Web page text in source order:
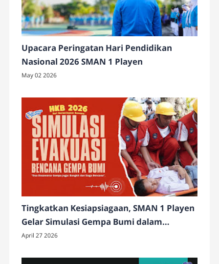
Upacara Peringatan Hari Pendidikan
Nasional 2026 SMAN 1 Playen
May 02 2026
Tingkatkan Kesiapsiagaan, SMAN 1 Playen
Gelar Simulasi Gempa Bumi dalam
Peringatan HKB 2026
April 27 2026